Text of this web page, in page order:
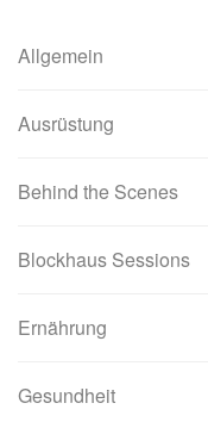
Allgemein
Ausrüstung
Behind the Scenes
Blockhaus Sessions
Ernährung
Gesundheit